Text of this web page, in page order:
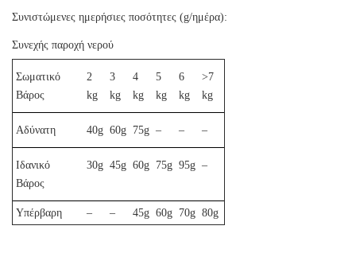
Συνιστώμενες ημερήσιες ποσότητες (g/ημέρα):
Συνεχής παροχή νερού
Σωματικό
Βάρος
2
kg
3
kg
4
kg
5
kg
6
kg
>7
kg
Αδύνατη 40g 60g 75g – – –
Ιδανικό
Βάρος
30g 45g 60g 75g 95g –
Υπέρβαρη – – 45g 60g 70g 80g